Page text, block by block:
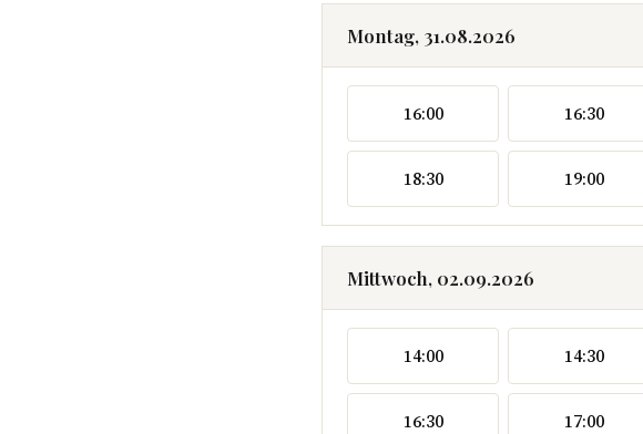
Montag, 31.08.2026
16:00 16:30
18:30 19:00
Mittwoch, 02.09.2026
14:00 14:30
16:30 17:00